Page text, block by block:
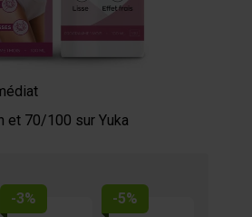
ciblée
et 70/100 sur Yuka
-3% -5%